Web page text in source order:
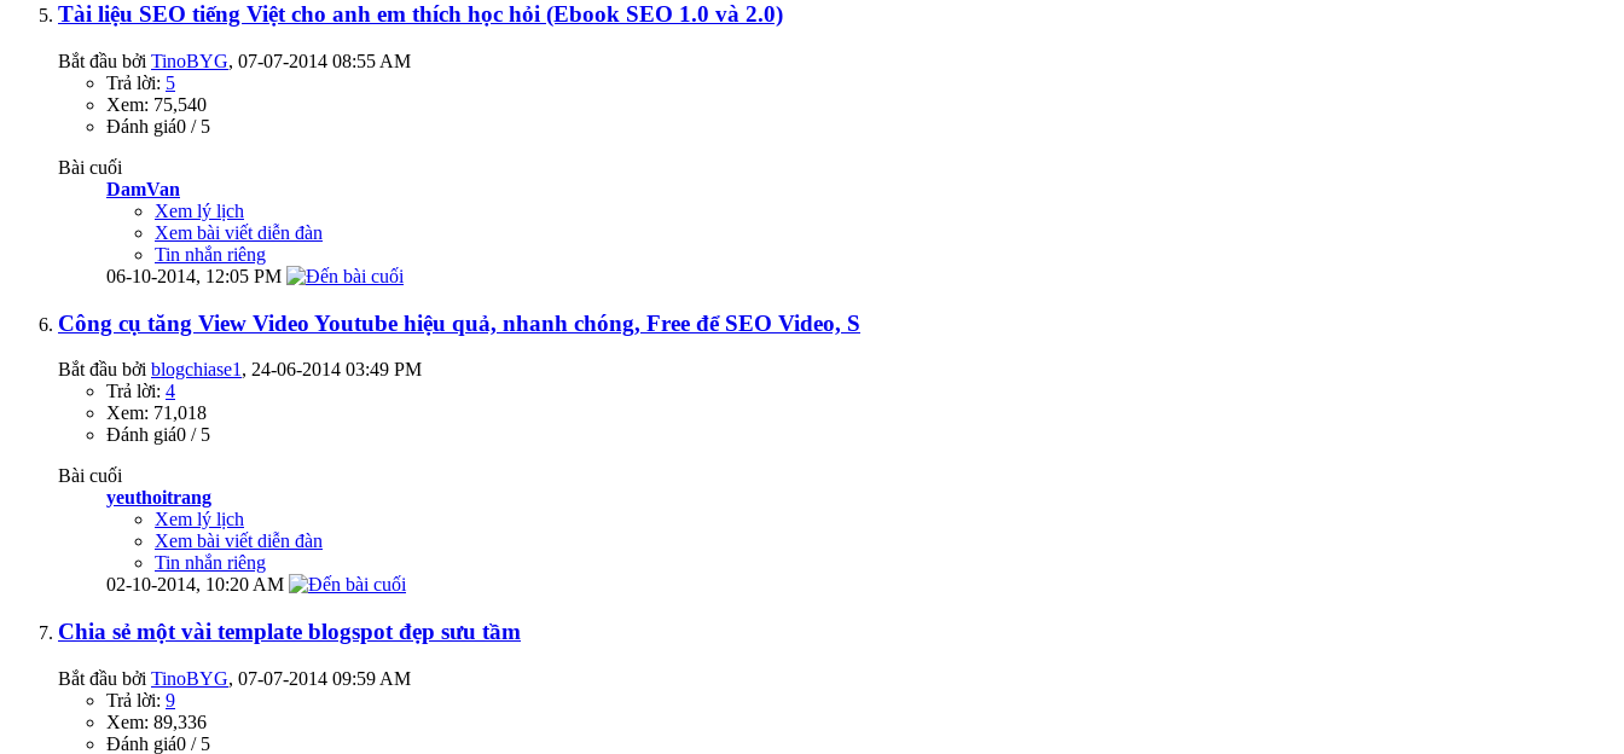
Tài liệu SEO tiếng Việt cho anh em thích học hỏi (Ebook SEO 1.0 và 2.0)
Bắt đầu bởi TinoBYG‎, 07-07-2014 08:55 AM
Trả lời: 5
Xem: 75,540
Đánh giá0 / 5
Bài cuối
DamVan
Xem lý lịch
Xem bài viết diễn đàn
Tin nhắn riêng
06-10-2014, 12:05 PM
Công cụ tăng View Video Youtube hiệu quả, nhanh chóng, Free để SEO Video, S
Bắt đầu bởi blogchiase1 ‎, 24-06-2014 03:49 PM
Trả lời: 4
Xem: 71,018
Đánh giá0 / 5
Bài cuối
yeuthoitrang
Xem lý lịch
Xem bài viết diễn đàn
Tin nhắn riêng
02-10-2014, 10:20 AM
Chia sẻ một vài template blogspot đẹp sưu tầm
Bắt đầu bởi TinoBYG‎, 07-07-2014 09:59 AM
Trả lời: 9
Xem: 89,336
Đánh giá0 / 5